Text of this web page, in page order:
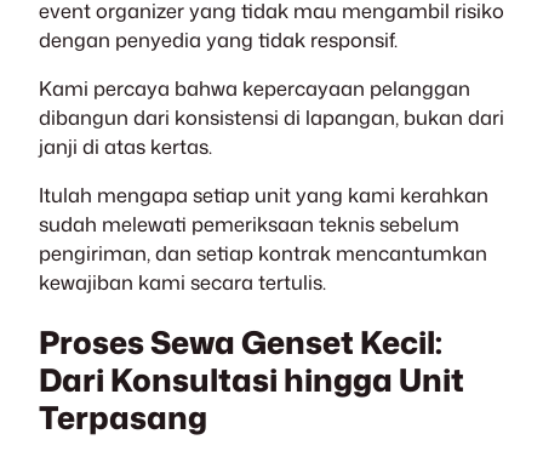
event organizer yang tidak mau mengambil risiko
dengan penyedia yang tidak responsif.
Kami percaya bahwa kepercayaan pelanggan
dibangun dari konsistensi di lapangan, bukan dari
janji di atas kertas.
Itulah mengapa setiap unit yang kami kerahkan
sudah melewati pemeriksaan teknis sebelum
pengiriman, dan setiap kontrak mencantumkan
kewajiban kami secara tertulis.
Proses Sewa Genset Kecil:
Dari Konsultasi hingga Unit
Terpasang